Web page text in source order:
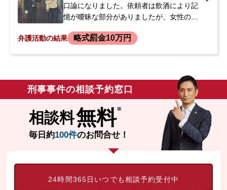
口論になりました。依頼者は飲酒により記
憶が曖昧な部分がありましたが、女性の首
り傷を負わせたとのことでした。その後、
得るために示談をしたいと希望され、ご相
談に至りました。前科前歴はありませんで
した。
弁護活動の結果 略式罰金10万円
刑事事件の相談予約窓口
相談料無料
毎日約100件のお問合せ！
24時間365日いつでも相談予約受付中